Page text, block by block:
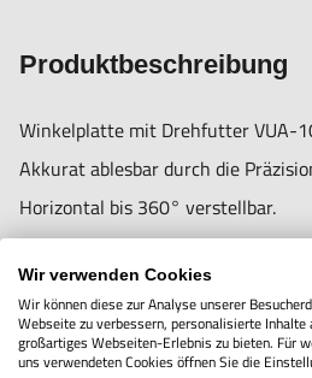
Nur für den vorhergesehenen
Unsachgemäße Verwendung kann
Verletzungen führen.
Importeur/Hersteller:
Hogetex/Kometex B.V.,
Varsseveld/ Netherlands, email:
Produktbeschreibung
Winkelplatte mit Drehfutter VUA-
Akkurat ablesbar durch die
Horizontal bis 360° verstellbar.
Vertikal bis 45° verstellbar.
Geeignet zum Bohren in
Ecken, Winkelschleifen
und verschiedene
Wir verwenden Cookies
Wir können diese zur Analyse unserer
Webseite zu verbessern, personalisierte Inhalte
großartiges Webseiten-Erlebnis zu bieten. Für
uns verwendeten Cookies öffnen Sie die